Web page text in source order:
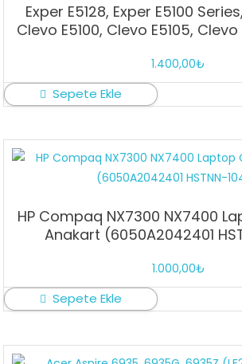
Exper E5128, Exper E5100
Clevo E5100, Clevo E5105,
1.400,00₺
Sepete Ekle
HP Compaq NX7300 NX7400
Anakart (6050A2042401
1.000,00₺
Sepete Ekle